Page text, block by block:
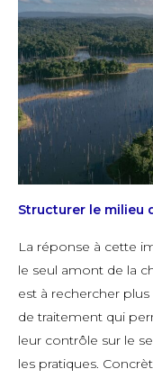
Structurer le milieu
La réponse à cette
le seul amont de la
est à rechercher plus
de traitement qui
leur contrôle sur le
les pratiques.